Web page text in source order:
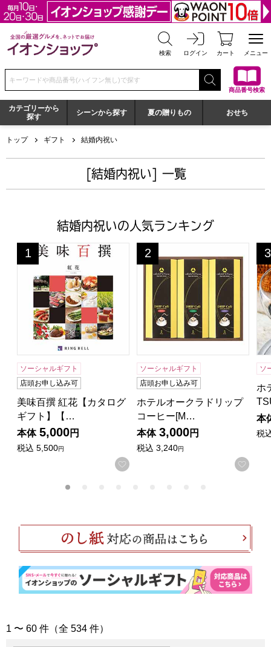
全国の厳選グルメを、ネットでお届け イオンショップ
検索 ログイン カート メニュー
検索キーワードまたは商品番号を入力してください
商品番号検索
カテゴリーから
探す
シーンから探す 夏の贈りもの おせち
トップ ギフト 結婚内祝い
[結婚内祝い] 一覧
結婚内祝いの人気ランキング
美味百撰 紅花【カタログギフト】【贈りものカタログ】
1
位
ソーシャルギフト
店頭お申し込み可
美味百撰 紅花【カタログ
ギフト】【…
本体 5,000円
税込 5,500円
お気に入りに登録する
ホテルオークラドリップコー
2
位
ソーシャルギフト
店頭お申し込み可
ホテルオークラドリップ
コーヒー[M…
本体 3,000円
税込 3,240円
お気
3
位
ソ
ホ
本
税
「結婚内祝い」の商品一覧
1 〜 60 件（全 534 件）